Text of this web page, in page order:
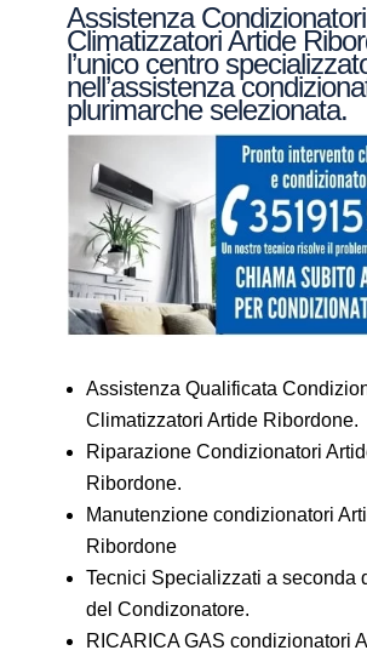
Assistenza
Climatizzatori Artide
l’unico centro
nell’assistenza
plurimarche selezionata.
Assistenza Qualificata
Climatizzatori Artide Ribordone.
Riparazione Condizionatori
Ribordone.
Manutenzione condizionatori
Ribordone
Tecnici Specializzati a seconda
del Condizonatore.
RICARICA GAS condizionatori